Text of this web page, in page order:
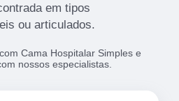
em tipos
ou articulados.
Cama Hospitalar Simples e
nossos especialistas.